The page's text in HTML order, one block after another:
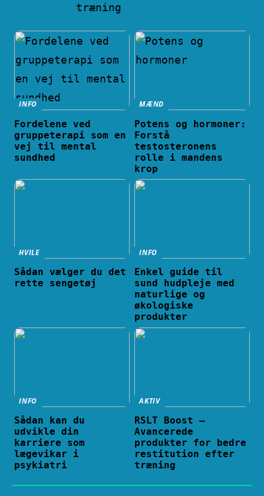
træning
INFO
Fordelene ved
gruppeterapi som en
vej til mental
sundhed
MÆND
Potens og hormoner:
Forstå
testosteronens
rolle i mandens
krop
HVILE
Sådan vælger du det
rette sengetøj
INFO
Enkel guide til
sund hudpleje med
naturlige og
økologiske
produkter
INFO
Sådan kan du
udvikle din
karriere som
lægevikar i
psykiatri
AKTIV
RSLT Boost –
Avancerede
produkter for bedre
restitution efter
træning